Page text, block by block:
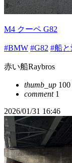
M4 クーペ G82
#BMW #G82 #船
赤い船Raybros
thumb_up 100
comment1
2026/01/31 16:46